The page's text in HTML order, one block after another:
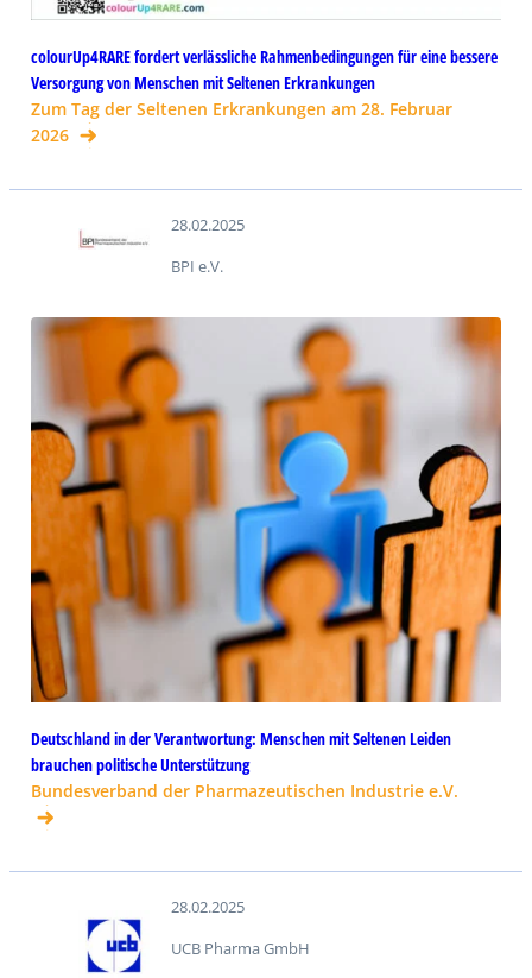
colourUp4RARE fordert verlässliche Rahmenbedingungen für eine bessere
Versorgung von Menschen mit Seltenen Erkrankungen
Zum Tag der Seltenen Erkrankungen am 28. Februar
2026
28.02.2025
BPI e.V.
Deutschland in der Verantwortung: Menschen mit Seltenen Leiden
brauchen politische Unterstützung
Bundesverband der Pharmazeutischen Industrie e.V.
28.02.2025
UCB Pharma GmbH